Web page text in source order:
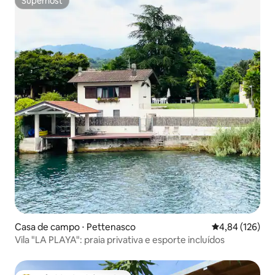
Superhost
Casa de campo ⋅ Pettenasco 4,84 de uma
4,84 (126)
Vila "LA PLAYA": praia privativa e esporte incluídos